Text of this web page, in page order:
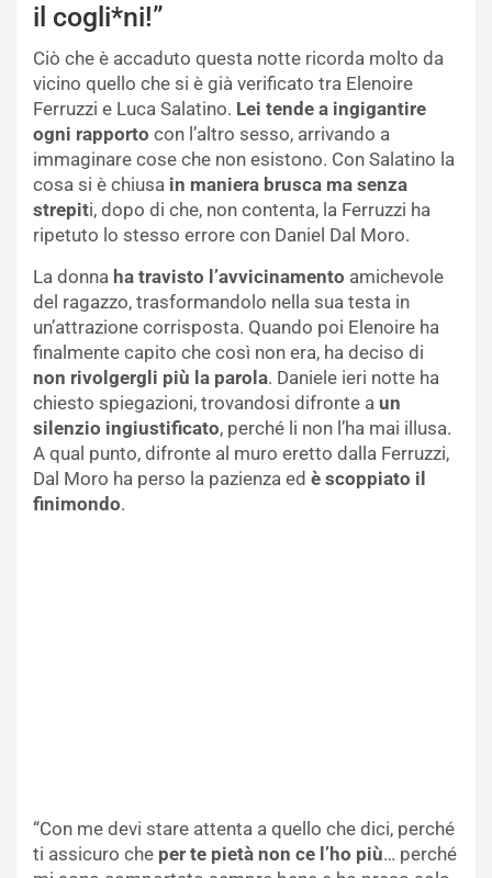
il cogli*ni!”
Ciò che è accaduto questa notte ricorda molto da
vicino quello che si è già verificato tra Elenoire
Ferruzzi e Luca Salatino. Lei tende a ingigantire
ogni rapporto con l’altro sesso, arrivando a
immaginare cose che non esistono. Con Salatino la
cosa si è chiusa in maniera brusca ma senza
strepiti, dopo di che, non contenta, la Ferruzzi ha
ripetuto lo stesso errore con Daniel Dal Moro.
La donna ha travisto l’avvicinamento amichevole
del ragazzo, trasformandolo nella sua testa in
un’attrazione corrisposta. Quando poi Elenoire ha
finalmente capito che così non era, ha deciso di
non rivolgergli più la parola. Daniele ieri notte ha
chiesto spiegazioni, trovandosi difronte a un
silenzio ingiustificato, perché li non l’ha mai illusa.
A qual punto, difronte al muro eretto dalla Ferruzzi,
Dal Moro ha perso la pazienza ed è scoppiato il
finimondo.
“Con me devi stare attenta a quello che dici, perché
ti assicuro che per te pietà non ce l’ho più… perché